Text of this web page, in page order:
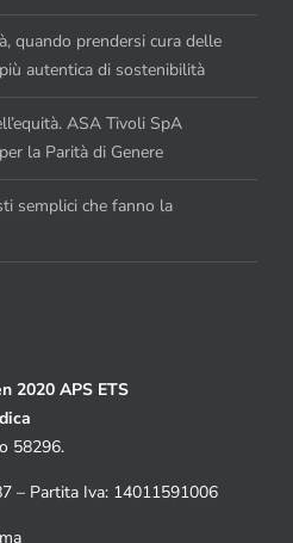
quando prendersi cura delle
autentica di sostenibilità
ASA Tivoli SpA
la Parità di Genere
semplici che fanno la
2020 APS ETS
58296.
– Partita Iva: 14011591006